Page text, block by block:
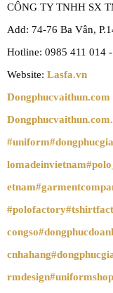
CÔNG TY TNHH SX
Add: 74-76 Ba Vân,
Hotline: 0985 411 014
Website:Lasfa.vn
Dongphucvaithun.com
#uniform
lomadeinvietnam
etnam
#polofactory
congso
cnhahang
rmdesign